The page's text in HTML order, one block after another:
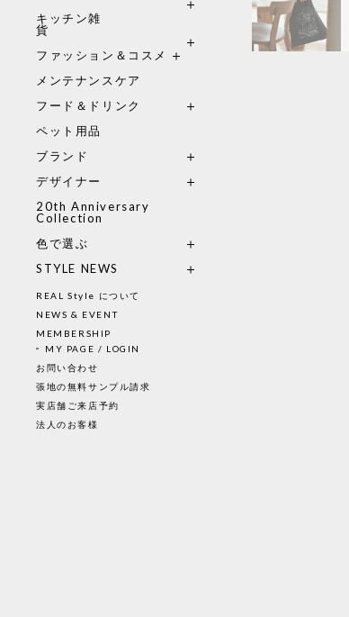
キッチン雑
貨
ファッション＆コスメ
メンテナンスケア
フード＆ドリンク
ペット用品
ブランド
デザイナー
20th Anniversary
Collection
色で選ぶ
STYLE NEWS
REAL Style について
NEWS & EVENT
MEMBERSHIP
MY PAGE / LOGIN
お問い合わせ
張地の無料サンプル請求
実店舗ご来店予約
法人のお客様